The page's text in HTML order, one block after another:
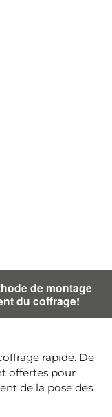
de montage
du coffrage!
rapide. De
offertes pour
de la pose des